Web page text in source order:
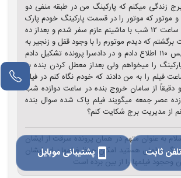
زندگی میکنم که پارکینگ من در طبقه منفی دو
موتور که موتور را در قسمت پارکینگ خودم پارک
میکنم .جمعه شب ساعت ۱۲ شب با ماشینم عازم سفر شدم و بعداز ده
که دیدم موتورم را با وجود قفل و زنجیر به
سرقت بردن به پلیس ۱۱۰ اطلاع دادم و در دادسرا پرونده تشکیل دادم
را میخواهم ولی بعداز معطل کردن بنده به
۴ ماه ۲۴۰ ساعت فیلم را به من دادند که خودم نگاه کنم در فیلم
دقیقاً از سامان خروج بنده در ساعت دوازده شب
عصر جمعه میگویند فیلم پاک شده سوال بنده
از مدیریت برج شکایت کنم؟
به عنوان متهم در همان پرونده سرقت از ایشان
اگر مطمئن هستید امکان حفظ فیلمها برای ایشان
وحجود فیلمها را از بین برده است
ثابت smartphoneپشتیبانی موبایل